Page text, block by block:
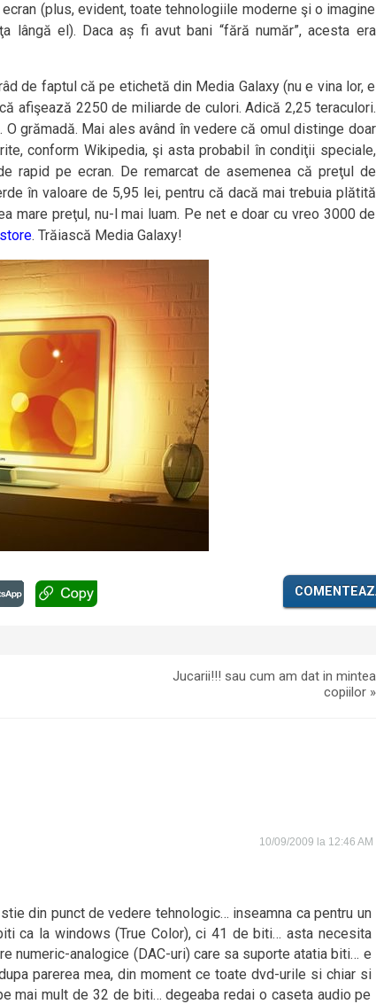
(plus, evident, toate tehnologiile moderne şi o imagine
lângă el). Daca aș fi avut bani “fără număr”, acesta era
de faptul că pe etichetă din Media Galaxy (nu e vina lor, e
afişează 2250 de miliarde de culori. Adică 2,25 teraculori.
O grămadă. Mai ales având în vedere că omul distinge doar
conform Wikipedia, şi asta probabil în condiţii speciale,
rapid pe ecran. De remarcat de asemenea că preţul de
în valoare de 5,95 lei, pentru că dacă mai trebuia plătită
mare preţul, nu-l mai luam. Pe net e doar cu vreo 3000 de
. Trăiască Media Galaxy!
Jucarii!!! sau cum am dat in mintea
copiilor»
10/09/2009 la 12:46 AM
din punct de vedere tehnologic… inseamna ca pentru un
ca la windows (True Color), ci 41 de biti… asta necesita
numeric-analogice (DAC-uri) care sa suporte atatia biti… e
parerea mea, din moment ce toate dvd-urile si chiar si
mai mult de 32 de biti… degeaba redai o caseta audio pe